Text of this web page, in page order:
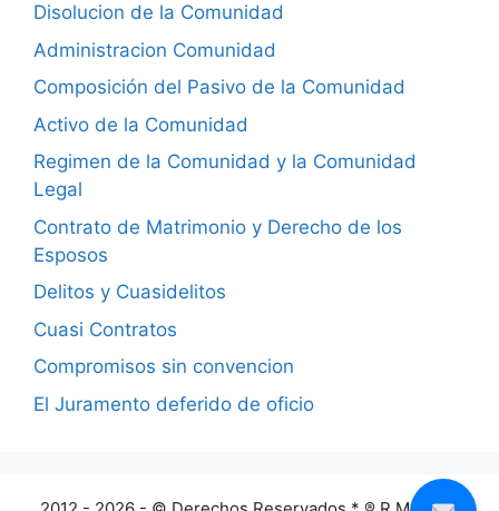
Disolucion de la Comunidad
Administracion Comunidad
Composición del Pasivo de la Comunidad
Activo de la Comunidad
Regimen de la Comunidad y la Comunidad
Legal
Contrato de Matrimonio y Derecho de los
Esposos
Delitos y Cuasidelitos
Cuasi Contratos
Compromisos sin convencion
El Juramento deferido de oficio